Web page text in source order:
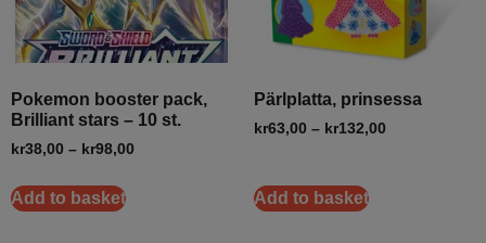
Pokemon booster pack,
Brilliant stars – 10 st.
kr38,00 – kr98,00
Add to basket
Pärlplatta, prinsessa
kr63,00 – kr132,00
Add to basket